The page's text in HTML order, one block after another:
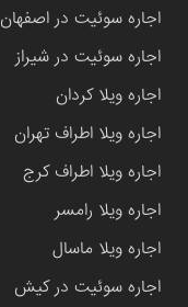
اجاره سوئیت در اصفهان
اجاره سوئیت در شیراز
اجاره ویلا کردان
اجاره ویلا اطراف تهران
اجاره ویلا اطراف کرج
اجاره ویلا رامسر
اجاره ویلا ماسال
اجاره سوئیت در کیش